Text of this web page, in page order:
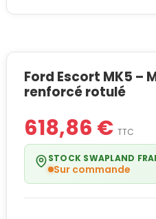
Ford Escort MK5 –
renforcé rotulé
618,86 € TTC
STOCK SWAPLAND
Sur commande